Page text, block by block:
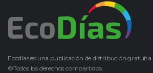
Ecodías es una publicación de distribución gratuita.
©Todos los derechos compartidos.